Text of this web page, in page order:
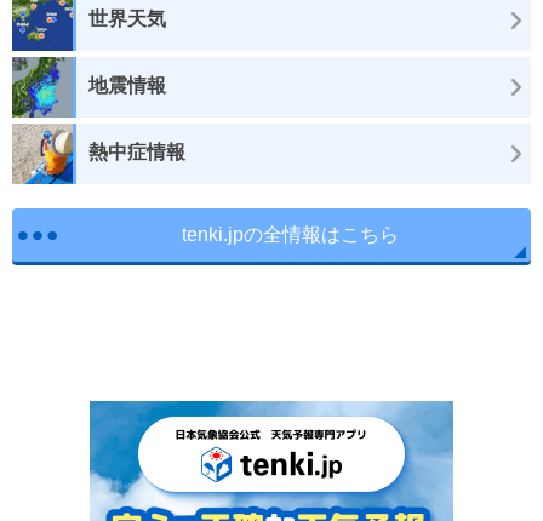
世界天気
地震情報
熱中症情報
tenki.jpの全情報はこちら